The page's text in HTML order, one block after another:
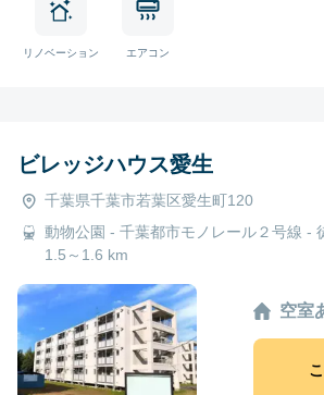
リノベーション エアコン
ビレッジハウス愛生
千葉県千葉市若葉区愛生町120
動物公園 - 千葉都市モノレール２号線 -
1.5～1.6 km
空室